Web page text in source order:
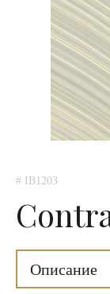
# IB1203
Описание